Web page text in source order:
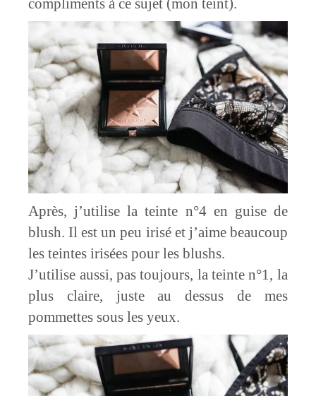
Après, j’utilise la teinte n°4 en guise de
blush. Il est un peu irisé et j’aime beaucoup
les teintes irisées pour les blushs.
J’utilise aussi, pas toujours, la teinte n°1, la
plus claire, juste au dessus de mes
pommettes sous les yeux.